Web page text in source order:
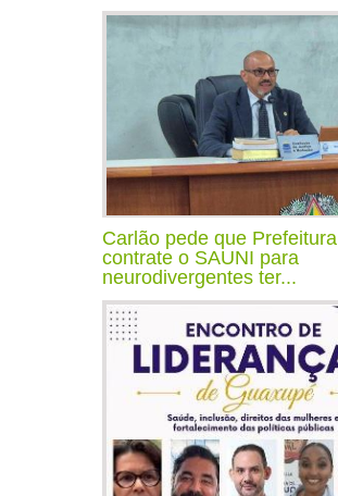
Carlão pede que Prefeitura
contrate o SAUNI para
neurodivergentes ter...